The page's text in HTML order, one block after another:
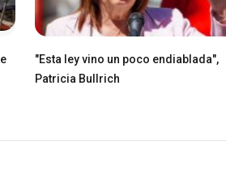
"Esta ley vino un poco endiablada",
Patricia Bullrich